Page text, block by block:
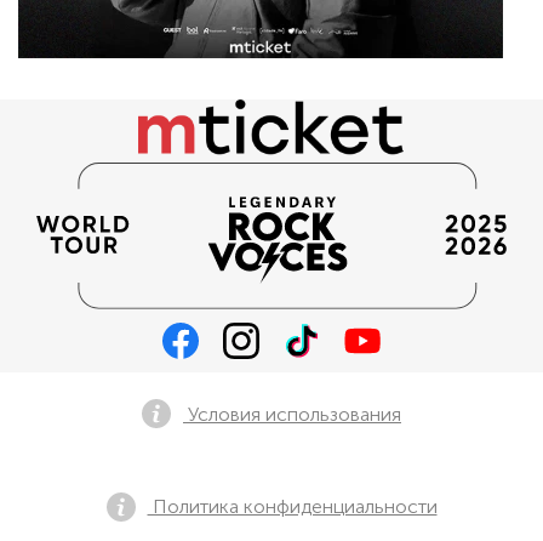
Условия использования
Политика конфиденциальности